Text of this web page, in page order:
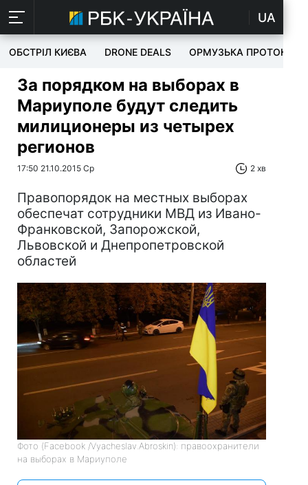
UA
ОБСТРІЛ КИЄВА DRONE DEALS ОРМУЗЬКА ПРОТОКА
За порядком на выборах в
Мариуполе будут следить
милиционеры из четырех
регионов
17:50 21.10.2015 Ср 2 хв
Правопорядок на местных выборах
обеспечат сотрудники МВД из Ивано-
Франковской, Запорожской,
Львовской и Днепропетровской
областей
Фото (Facebook /Vyacheslav.Abroskin): правоохранители
на выборах в Мариуполе